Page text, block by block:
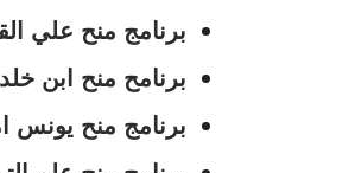
برنامج منح علي
برنامح منح ابن
برنامج منح يونس